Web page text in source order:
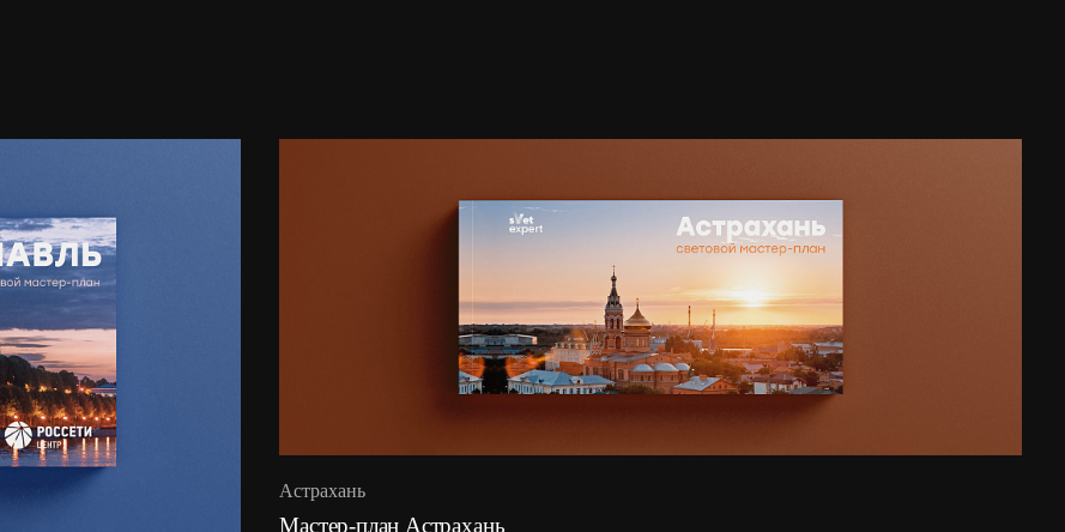
Астрахань
Мастер-план Астрахань